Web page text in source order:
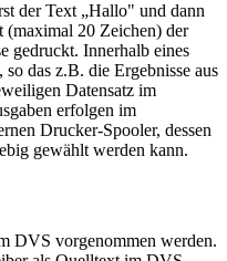
der Text „Hallo" und dann
(maximal 20 Zeichen) der
gedruckt. Innerhalb eines
das z.B. die Ergebnisse aus
Datensatz im
erfolgen im
Drucker-Spooler, dessen
gewählt werden kann.
DVS vorgenommen werden.